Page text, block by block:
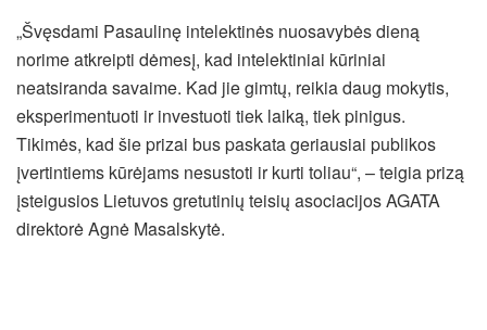
„Švęsdami Pasaulinę intelektinės nuosavybės dieną
norime atkreipti dėmesį, kad intelektiniai kūriniai
neatsiranda savaime. Kad jie gimtų, reikia daug mokytis,
eksperimentuoti ir investuoti tiek laiką, tiek pinigus.
Tikimės, kad šie prizai bus paskata geriausiai publikos
įvertintiems kūrėjams nesustoti ir kurti toliau“, – teigia prizą
įsteigusios Lietuvos gretutinių teisių asociacijos AGATA
direktorė Agnė Masalskytė.